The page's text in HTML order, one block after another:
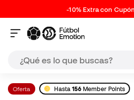
-10% Extra con
Oferta Hasta 156 Member Points